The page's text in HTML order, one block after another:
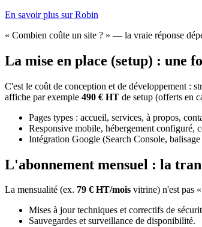
En savoir plus sur Robin
« Combien coûte un site ? » — la vraie réponse
La mise en place (setup) : une
C'est le coût de conception et de développement :
affiche par exemple 490 € HT de setup (offerts en
Pages types : accueil, services, à propos,
Responsive mobile, hébergement configuré,
Intégration Google (Search Console, balisage
L'abonnement mensuel : la
La mensualité (ex. 79 € HT/mois vitrine) n'est pas
Mises à jour techniques et correctifs de
Sauvegardes et surveillance de disponibilité.